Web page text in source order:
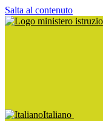
Salta al contenuto
Italiano